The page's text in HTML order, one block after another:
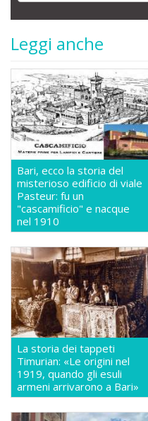
Leggi anche
Bari, ecco la storia del
misterioso edificio di viale
Pasteur: fu un
"cascamificio" e nacque
nel 1910
La storia dei tappeti
Timurian: «Le origini nel
1919, quando gli esuli
armeni arrivarono a Bari»